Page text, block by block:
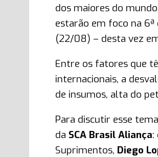
dos maiores do
estarão em foco na 6ª
(22/08) – desta vez
Entre os fatores que
internacionais, a
de insumos, alta do
Para discutir esse
da SCA Brasil Aliança:
Suprimentos, Diego